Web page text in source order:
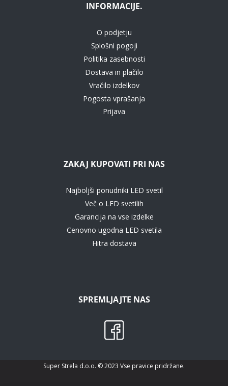
INFORMACIJE.
O podjetju
Splošni pogoji
Politika zasebnosti
Dostava in plačilo
Vračilo izdelkov
Pogosta vprašanja
Prijava
ZAKAJ KUPOVATI PRI NAS
Najboljši ponudniki LED svetil
Več o LED svetilih
Garancija na vse izdelke
Cenovno ugodna LED svetila
Hitra dostava
SPREMLJAJTE NAS
Super Strela d.o.o. © 2023 Vse pravice pridržane.